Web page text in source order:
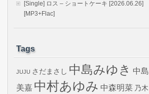
[Single] ロス – ショートケーキ [2026.06.26]
[MP3+Flac]
Tags
JUJU さだまさし 中島みゆき 中島
美嘉 中村あゆみ 中森明菜 乃木